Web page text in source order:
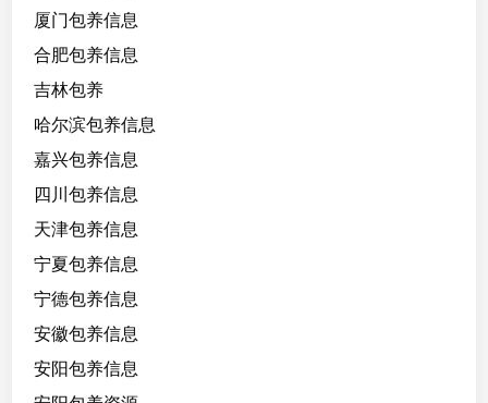
泼
朗
可
套
，
不
口
厦门包养信息
合肥包养信息
吉林包养
哈尔滨包养信息
嘉兴包养信息
四川包养信息
天津包养信息
宁夏包养信息
宁德包养信息
安徽包养信息
安阳包养信息